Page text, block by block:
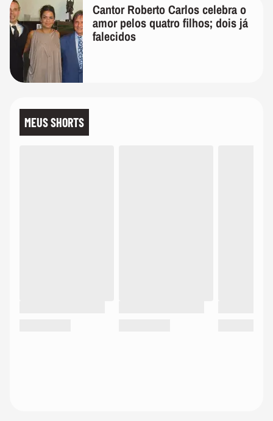
Cantor Roberto Carlos celebra o
amor pelos quatro filhos; dois já
falecidos
MEUS SHORTS